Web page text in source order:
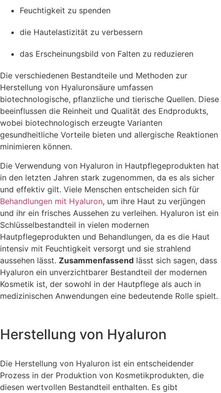
Feuchtigkeit zu spenden
die Hautelastizität zu verbessern
das Erscheinungsbild von Falten zu reduzieren
Die verschiedenen Bestandteile und Methoden zur
Herstellung von Hyaluronsäure umfassen
biotechnologische, pflanzliche und tierische Quellen. Diese
beeinflussen die Reinheit und Qualität des Endprodukts,
wobei biotechnologisch erzeugte Varianten
gesundheitliche Vorteile bieten und allergische Reaktionen
minimieren können.
Die Verwendung von Hyaluron in Hautpflegeprodukten hat
in den letzten Jahren stark zugenommen, da es als sicher
und effektiv gilt. Viele Menschen entscheiden sich für
Behandlungen mit Hyaluron, um ihre Haut zu verjüngen
und ihr ein frisches Aussehen zu verleihen. Hyaluron ist ein
Schlüsselbestandteil in vielen modernen
Hautpflegeprodukten und Behandlungen, da es die Haut
intensiv mit Feuchtigkeit versorgt und sie strahlend
aussehen lässt. Zusammenfassend lässt sich sagen, dass
Hyaluron ein unverzichtbarer Bestandteil der modernen
Kosmetik ist, der sowohl in der Hautpflege als auch in
medizinischen Anwendungen eine bedeutende Rolle spielt.
Herstellung von Hyaluron
Die Herstellung von Hyaluron ist ein entscheidender
Prozess in der Produktion von Kosmetikprodukten, die
diesen wertvollen Bestandteil enthalten. Es gibt